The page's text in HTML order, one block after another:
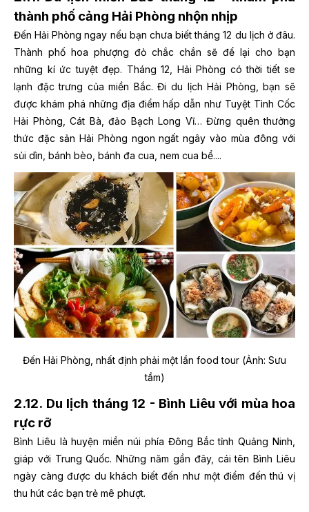
thành phố cảng Hải Phòng nhộn nhịp
Đến Hải Phòng ngay nếu bạn chưa biết tháng 12 du lịch ở đâu.
Thành phố hoa phượng đỏ chắc chắn sẽ để lại cho bạn
những kí ức tuyệt đẹp. Tháng 12, Hải Phòng có thời tiết se
lạnh đặc trưng của miền Bắc. Đi du lịch Hải Phòng, bạn sẽ
được khám phá những địa điểm hấp dẫn như Tuyệt Tình Cốc
Hải Phòng, Cát Bà, đảo Bạch Long Vĩ… Đừng quên thưởng
thức đặc sản Hải Phòng ngon ngất ngây vào mùa đông với
sủi dìn, bánh bèo, bánh đa cua, nem cua bể....
Đến Hải Phòng, nhất định phải một lần food tour (Ảnh: Sưu
tầm)
2.12. Du lịch tháng 12 - Bình Liêu với mùa hoa
rực rỡ
Bình Liêu là huyện miền núi phía Đông Bắc tỉnh Quảng Ninh,
giáp với Trung Quốc. Những năm gần đây, cái tên Bình Liêu
ngày càng được du khách biết đến như một điểm đến thú vị
thu hút các bạn trẻ mê phượt.